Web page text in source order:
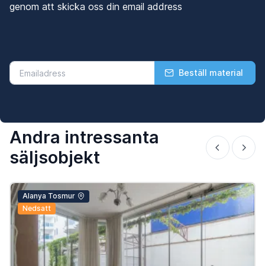
genom att skicka oss din email address
Beställ material
Andra intressanta
säljsobjekt
Alanya Tosmur
Nedsatt